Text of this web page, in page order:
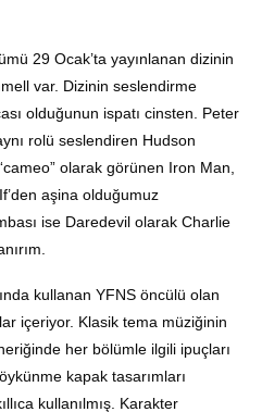
29 Ocak’ta yayınlanan dizinin
var. Dizinin seslendirme
olduğunun ispatı cinsten. Peter
rolü seslendiren Hudson
olarak görünen Iron Man,
aşina olduğumuz
ise Daredevil olarak Charlie
kullanan YFNS öncülü olan
içeriyor. Klasik tema müziğinin
her bölümle ilgili ipuçları
kapak tasarımları
kullanılmış. Karakter